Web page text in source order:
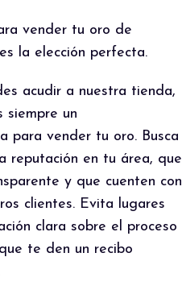
vender tu oro de
la elección perfecta.
acudir a nuestra tienda,
siempre un
para vender tu oro. Busca
reputación en tu área, que
y que cuenten con
clientes. Evita lugares
clara sobre el proceso
te den un recibo